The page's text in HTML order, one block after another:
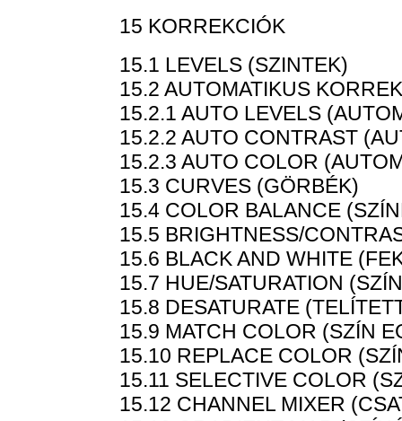
15 KORREKCIÓK
15.1 LEVELS (SZINTEK)
15.2 AUTOMATIKUS
15.2.1 AUTO LEVELS
15.2.2 AUTO CONTRAST
15.2.3 AUTO COLOR
15.3 CURVES (GÖRBÉK)
15.4 COLOR BALANCE
15.5 BRIGHTNESS/
15.6 BLACK AND WHITE
15.7 HUE/SATURATION
15.8 DESATURATE
15.9 MATCH COLOR (SZÍN
15.10 REPLACE COLOR
15.11 SELECTIVE COLOR
15.12 CHANNEL MIXER